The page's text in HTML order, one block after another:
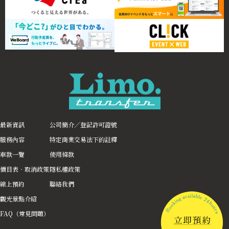
最新資訊
服務內容
車款一覽
價目表‧取消政策
線上預約
觀光景點介紹
FAQ（常見問題）
公司簡介／登記許可證號
特定商業交易法下的註釋
使用條款
隱私權政策
聯絡我們